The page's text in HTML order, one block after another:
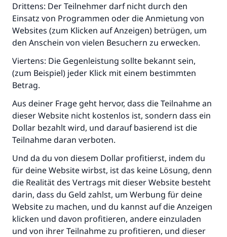
Drittens: Der Teilnehmer darf nicht durch den
Einsatz von Programmen oder die Anmietung von
Websites (zum Klicken auf Anzeigen) betrügen, um
den Anschein von vielen Besuchern zu erwecken.
Viertens: Die Gegenleistung sollte bekannt sein,
(zum Beispiel) jeder Klick mit einem bestimmten
Betrag.
Aus deiner Frage geht hervor, dass die Teilnahme an
dieser Website nicht kostenlos ist, sondern dass ein
Dollar bezahlt wird, und darauf basierend ist die
Teilnahme daran verboten.
Und da du von diesem Dollar profitierst, indem du
für deine Website wirbst, ist das keine Lösung, denn
die Realität des Vertrags mit dieser Website besteht
darin, dass du Geld zahlst, um Werbung für deine
Website zu machen, und du kannst auf die Anzeigen
klicken und davon profitieren, andere einzuladen
und von ihrer Teilnahme zu profitieren, und dieser
Die Antwort Nr. 110845 rettete eine
Ehe.
Unterstütze die Arbeit von Islam Q&A
Der Prophet -Allahs Segen und Frieden auf
"Wer zum Guten aufruft, hat den Lohn
desjenigen, der sie durchführt."
(MUSLIM 1893)
Beitrag dazu